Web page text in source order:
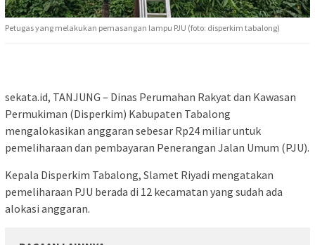
Petugas yang melakukan pemasangan lampu PJU (foto: disperkim tabalong)
sekata.id, TANJUNG – Dinas Perumahan Rakyat dan Kawasan
Permukiman (Disperkim) Kabupaten Tabalong
mengalokasikan anggaran sebesar Rp24 miliar untuk
pemeliharaan dan pembayaran Penerangan Jalan Umum (PJU).
Kepala Disperkim Tabalong, Slamet Riyadi mengatakan
pemeliharaan PJU berada di 12 kecamatan yang sudah ada
alokasi anggaran.